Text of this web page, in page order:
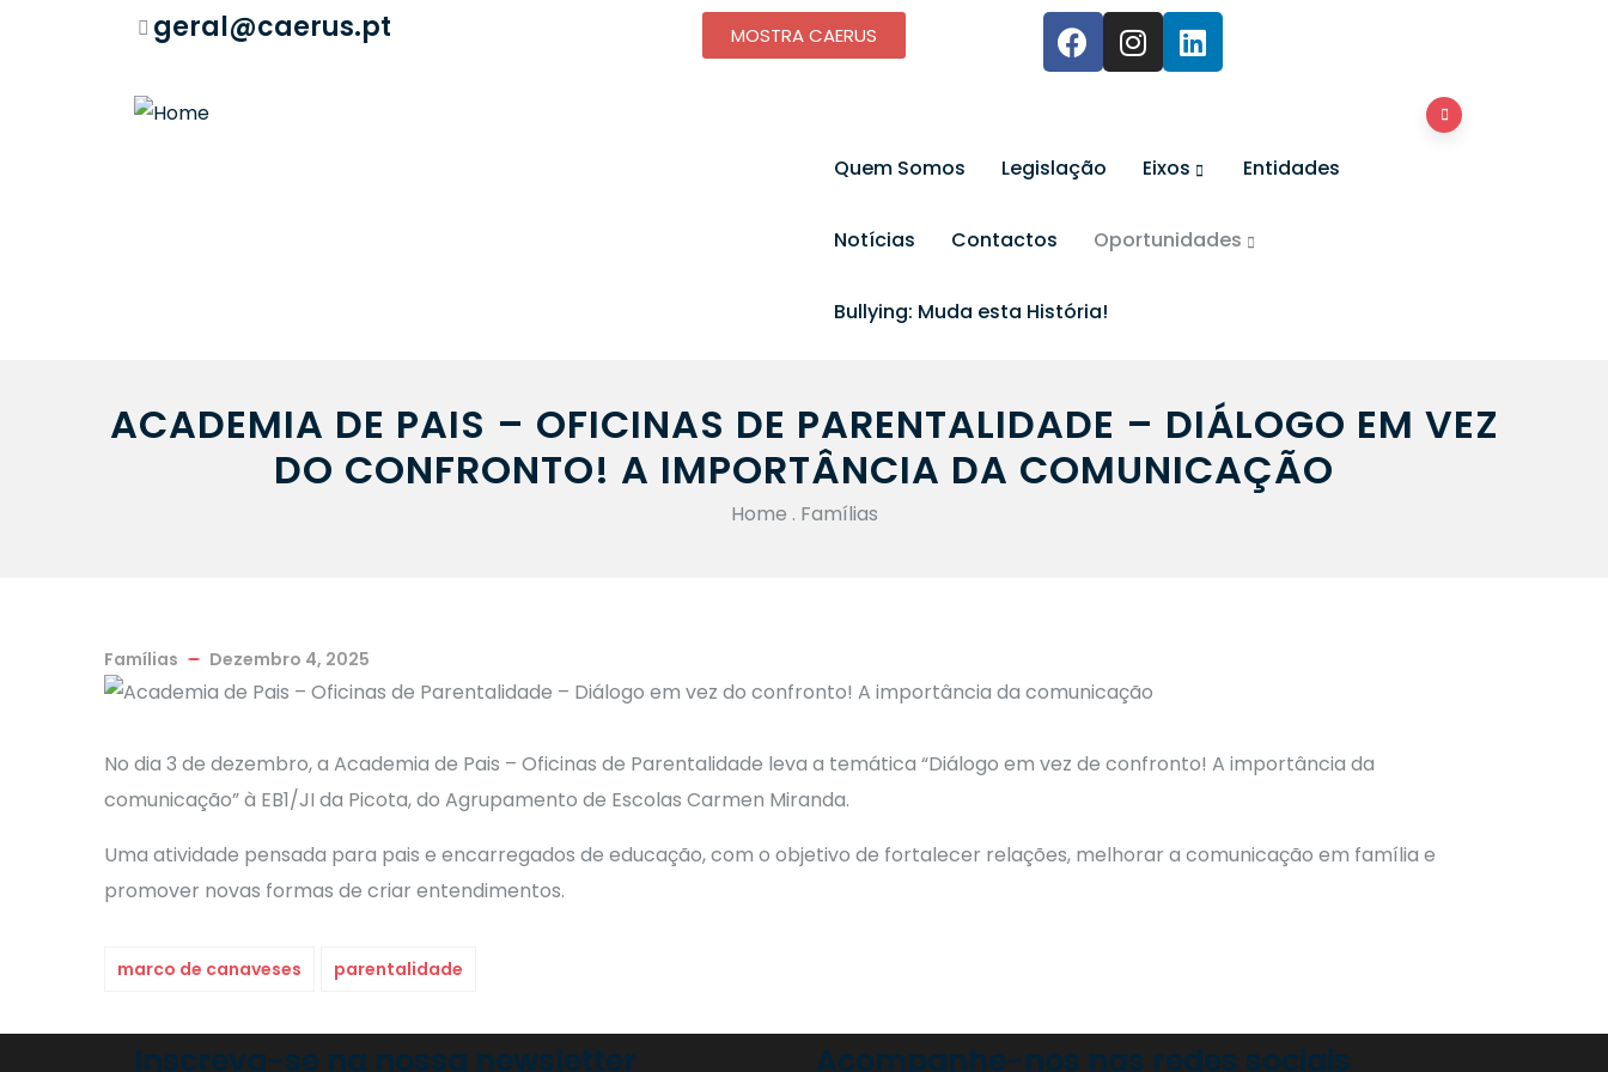
geral@caerus.pt MOSTRA CAERUS
Quem Somos Legislação Eixos Entidades
Notícias Contactos Oportunidades
Bullying: Muda esta História!
ACADEMIA DE PAIS – OFICINAS DE PARENTALIDADE – DIÁLOGO EM VEZ
DO CONFRONTO! A IMPORTÂNCIA DA COMUNICAÇÃO
Home . Famílias
Famílias Dezembro 4, 2025
No dia 3 de dezembro, a Academia de Pais – Oficinas de Parentalidade leva a temática “Diálogo em vez de confronto! A importância da
comunicação” à EB1/JI da Picota, do Agrupamento de Escolas Carmen Miranda.
Uma atividade pensada para pais e encarregados de educação, com o objetivo de fortalecer relações, melhorar a comunicação em família e
promover novas formas de criar entendimentos.
marco de canaveses parentalidade
Inscreva-se na nossa newsletter Acompanhe-nos nas redes sociais